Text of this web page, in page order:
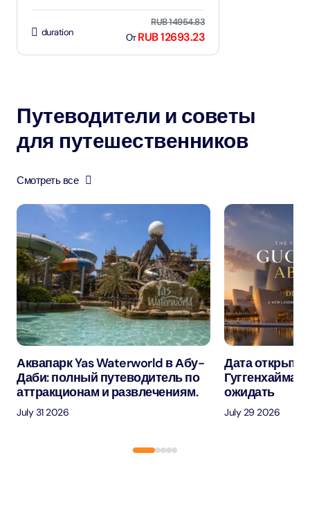
duration
RUB 14954.83
ОтRUB 12693.23
Путеводители и советы
для путешественников
Смотреть все
Аквапарк Yas Waterworld в Абу-
Даби: полный путеводитель по
аттракционам и развлечениям.
July 31 2026
Дата
Гуггенхайма
ожидать
July 29 2026